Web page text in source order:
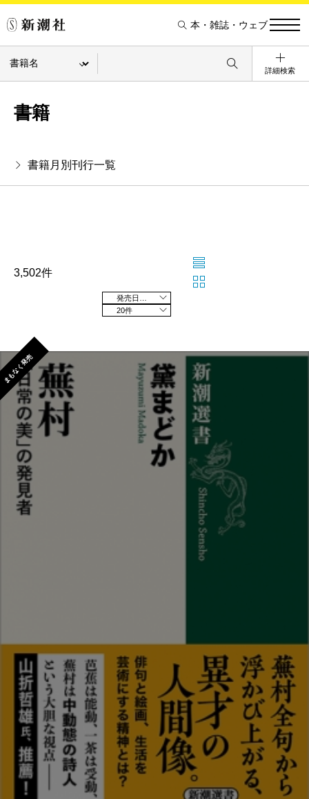
本・雑誌・ウェブ
詳細検索
書籍
書籍月別刊行一覧
3,502件
20件
まもなく発売